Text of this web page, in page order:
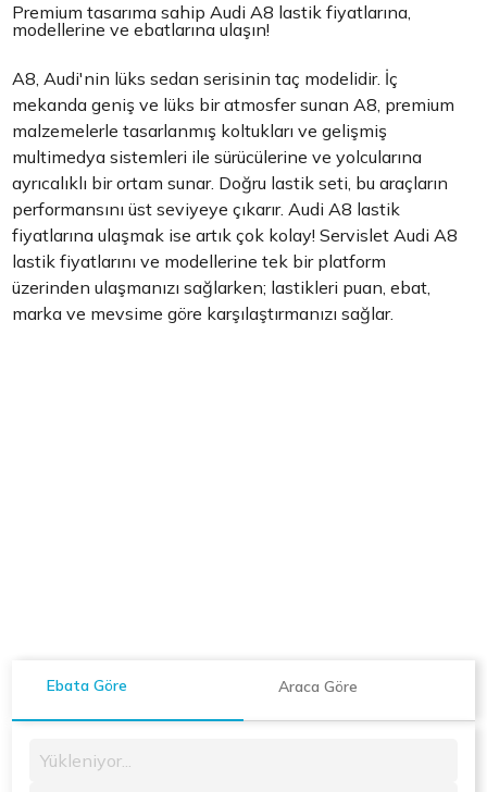
Premium tasarıma sahip Audi A8 lastik fiyatlarına,
modellerine ve ebatlarına ulaşın!
A8, Audi'nin lüks sedan serisinin taç modelidir. İç
mekanda geniş ve lüks bir atmosfer sunan A8, premium
malzemelerle tasarlanmış koltukları ve gelişmiş
multimedya sistemleri ile sürücülerine ve yolcularına
ayrıcalıklı bir ortam sunar. Doğru lastik seti, bu araçların
performansını üst seviyeye çıkarır. Audi A8 lastik
fiyatlarına ulaşmak ise artık çok kolay! Servislet Audi A8
lastik fiyatlarını ve modellerine tek bir platform
üzerinden ulaşmanızı sağlarken; lastikleri puan, ebat,
marka ve mevsime göre karşılaştırmanızı sağlar.
Ebata Göre Araca Göre
Yükleniyor...